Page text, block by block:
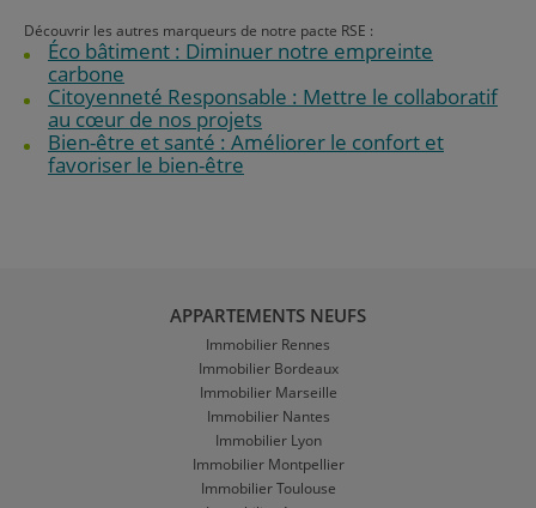
Découvrir les autres marqueurs de notre pacte RSE :
Éco bâtiment : Diminuer notre empreinte
carbone
Citoyenneté Responsable : Mettre le collaboratif
au cœur de nos projets
Bien-être et santé : Améliorer le confort et
favoriser le bien-être
APPARTEMENTS NEUFS
Immobilier Rennes
Immobilier Bordeaux
Immobilier Marseille
Immobilier Nantes
Immobilier Lyon
Immobilier Montpellier
Immobilier Toulouse